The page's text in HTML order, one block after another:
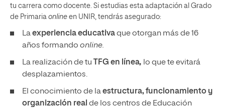
tu carrera como docente. Si estudias esta adaptación al Grado
de Primaria online en UNIR, tendrás asegurado:
Laexperiencia educativaque otorgan más de 16
años formando online.
La realización de tu TFG en línea, lo que te evitará
desplazamientos.
El conocimiento de laestructura, funcionamiento y
organización real de los centros de Educación